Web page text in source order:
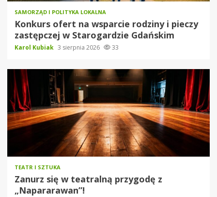
SAMORZĄD I POLITYKA LOKALNA
Konkurs ofert na wsparcie rodziny i pieczy
zastępczej w Starogardzie Gdańskim
Karol Kubiak 3 sierpnia 2026 33
TEATR I SZTUKA
Zanurz się w teatralną przygodę z
„Napararawan”!